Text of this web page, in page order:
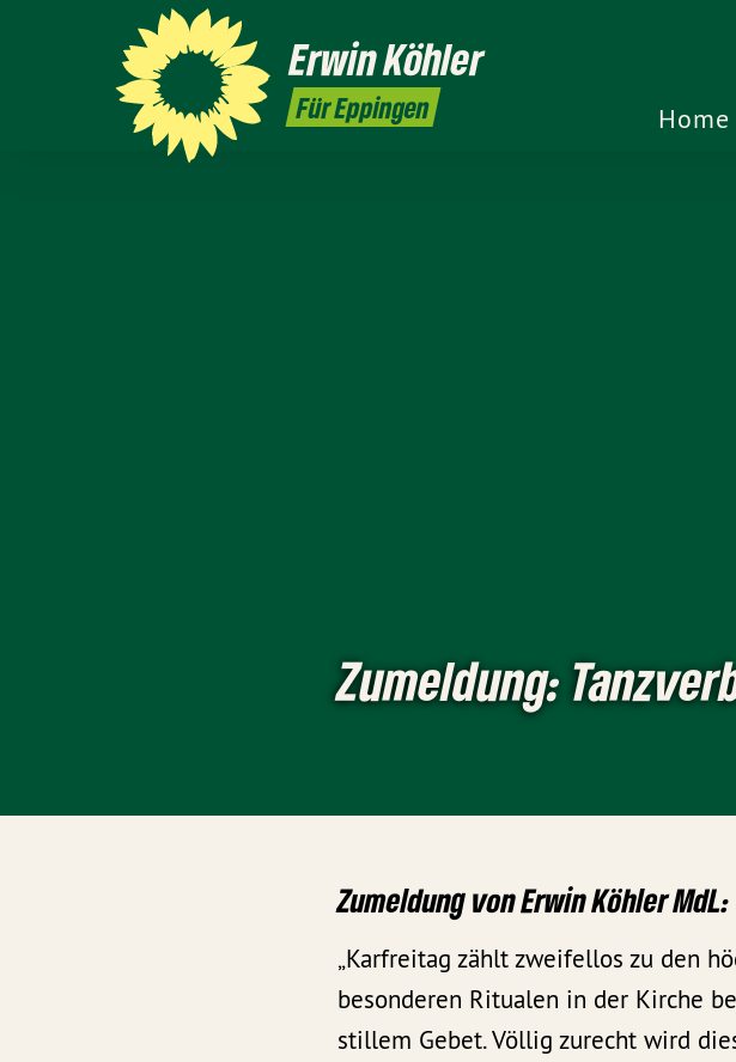
ErwinKöhler
Für Eppingen Home
Zumeldung:
Zumeldung von Erwin Köhler MdL:
„Karfreitag zählt zweifellos zu den
besonderen Ritualen in der Kirche
stillem Gebet. Völlig zurecht wird